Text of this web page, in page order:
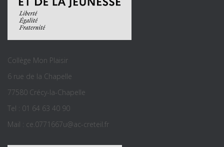
Collège Mon Plaisir
6 rue de la Chapelle
77580 Crécy-la-Chapelle
Tel : 01 64 63 40 90
Mail : ce.0771667u@ac-creteil.fr